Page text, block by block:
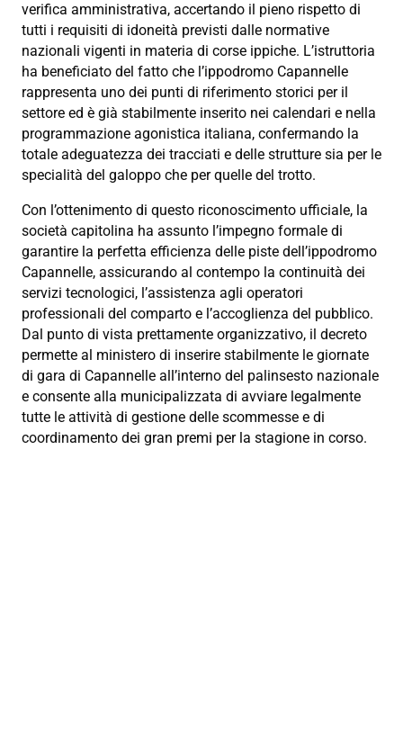
verifica amministrativa, accertando il pieno rispetto di
tutti i requisiti di idoneità previsti dalle normative
nazionali vigenti in materia di corse ippiche. L’istruttoria
ha beneficiato del fatto che l’ippodromo Capannelle
rappresenta uno dei punti di riferimento storici per il
settore ed è già stabilmente inserito nei calendari e nella
programmazione agonistica italiana, confermando la
totale adeguatezza dei tracciati e delle strutture sia per le
specialità del galoppo che per quelle del trotto.
Con l’ottenimento di questo riconoscimento ufficiale, la
società capitolina ha assunto l’impegno formale di
garantire la perfetta efficienza delle piste dell’ippodromo
Capannelle, assicurando al contempo la continuità dei
servizi tecnologici, l’assistenza agli operatori
professionali del comparto e l’accoglienza del pubblico.
Dal punto di vista prettamente organizzativo, il decreto
permette al ministero di inserire stabilmente le giornate
di gara di Capannelle all’interno del palinsesto nazionale
e consente alla municipalizzata di avviare legalmente
tutte le attività di gestione delle scommesse e di
coordinamento dei gran premi per la stagione in corso.